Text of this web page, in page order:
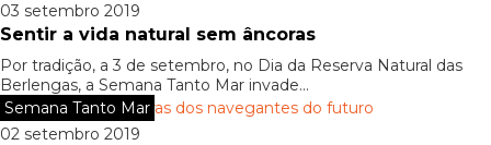
03 setembro 2019
Sentir a vida natural sem âncoras
Por tradição, a 3 de setembro, no Dia da Reserva Natural das
Berlengas, a Semana Tanto Mar invade...
Semana Tanto Mar
02 setembro 2019